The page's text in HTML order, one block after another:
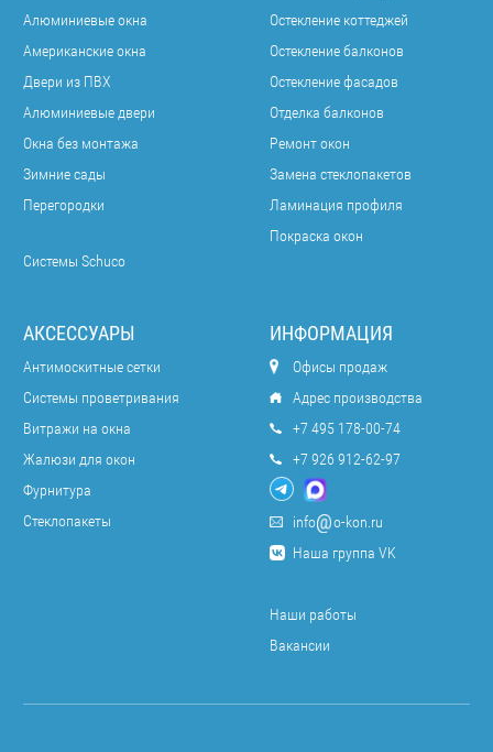
Алюминиевые окна
Американские окна
Двери из ПВХ
Алюминиевые двери
Окна без монтажа
Зимние сады
Перегородки
Системы Schuco
Остекление коттеджей
Остекление балконов
Остекление фасадов
Отделка балконов
Ремонт окон
Замена стеклопакетов
Ламинация профиля
Покраска окон
АКСЕССУАРЫ
Антимоскитные сетки
Системы проветривания
Витражи на окна
Жалюзи для окон
Фурнитура
Стеклопакеты
ИНФОРМАЦИЯ
Офисы продаж
Адрес производства
+7 495 178-00-74
+7 926 912-62-97
info
o-kon.ru
Наша группа VK
Наши работы
Вакансии